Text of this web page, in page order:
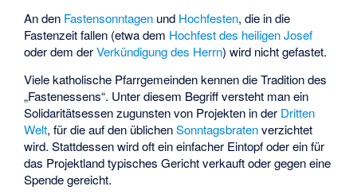
An den Fastensonntagen und Hochfesten, die in die
Fastenzeit fallen (etwa dem Hochfest des heiligen Josef
oder dem derVerkündigung des Herrn) wird nicht gefastet.
Viele katholische Pfarrgemeinden kennen die Tradition des
„Fastenessens“. Unter diesem Begriff versteht man ein
Solidaritätsessen zugunsten von Projekten in der Dritten
Welt, für die auf den üblichenSonntagsbratenverzichtet
wird. Stattdessen wird oft ein einfacher Eintopf oder ein für
das Projektland typisches Gericht verkauft oder gegen eine
Spende gereicht.